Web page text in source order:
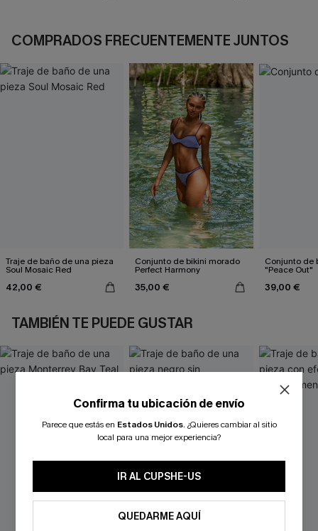
COMPRADOS FRECUENTEMENTE JUNTOS
Traje de baño de una pieza
Soul Mosaic Red
42,00 €
Conjunto de bikini morado
Perfect Harmony
35,00 €
Conjunto de
"Peace Out"
39,00 €
TAMBIÉN TE PUEDE GUSTAR
Confirma tu ubicación de envío
Parece que estás en Estados Unidos. ¿Quieres cambiar al sitio
local para una mejor experiencia?
IR AL CUPSHE-US
QUEDARME AQUÍ